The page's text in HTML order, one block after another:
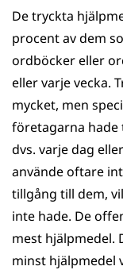
De tryckta
procent av dem
ordböcker eller
eller varje vecka.
mycket, men
företagarna hade
dvs. varje dag
använde oftare
tillgång till dem,
inte hade. De
mest hjälpmedel.
minst hjälpmedel